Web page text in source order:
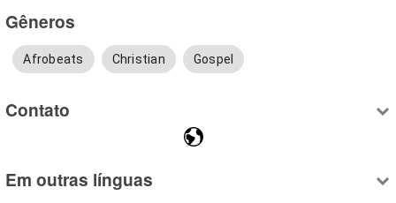
Gêneros
Afrobeats Christian Gospel
Contato
Em outras línguas